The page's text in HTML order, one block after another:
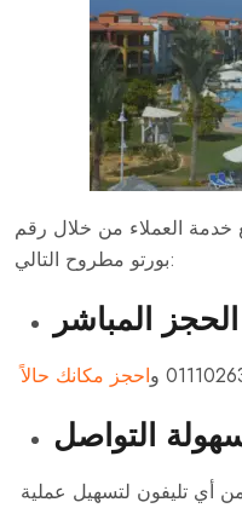
خدمة العملاء من خلال رقم
بورتو مطروح التالي:
احجز مكانك حالاً